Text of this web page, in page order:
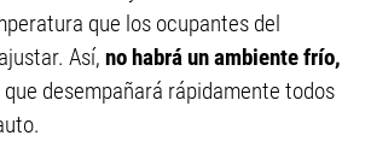
que los ocupantes del
Así, no habrá un ambiente frío,
que desempañará rápidamente todos